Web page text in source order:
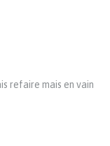
refaire mais en vain